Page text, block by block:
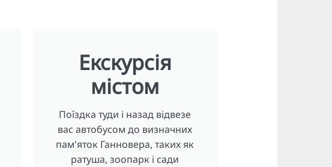
Екскурсія
містом
Поїздка туди і назад відвезе
вас автобусом до визначних
пам'яток Ганновера, таких як
ратуша, зоопарк і сади